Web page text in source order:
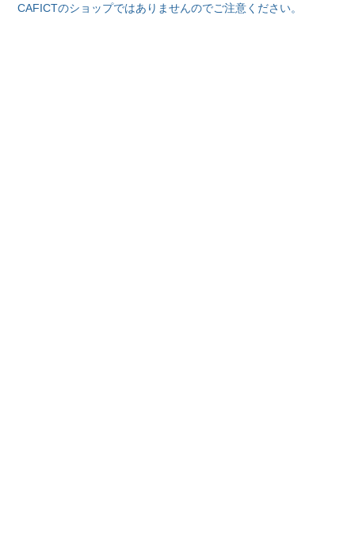
CAFICTのショップではありませんのでご注意ください。